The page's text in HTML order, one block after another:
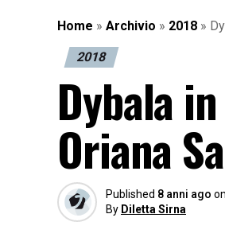
Home » Archivio » 2018 »
2018
Dybala
Oriana
Published 8 anni ago on
By Diletta Sirna